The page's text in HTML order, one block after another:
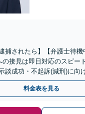
捕されたら】【弁護士待
接見は即日対応のスピー
談成功・不起訴(減刑)に向
相談専門】
料金表を見る